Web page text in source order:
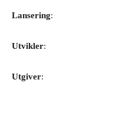
Lansering:
Utvikler:
Utgiver: